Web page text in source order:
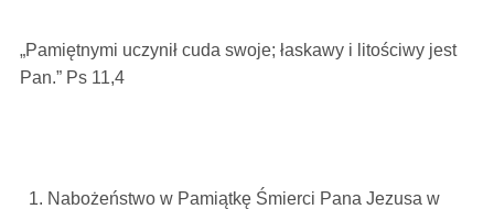
„Pamiętnymi uczynił cuda swoje; łaskawy i litościwy jest
Pan.” Ps 11,4
Nabożeństwo w Pamiątkę Śmierci Pana Jezusa w